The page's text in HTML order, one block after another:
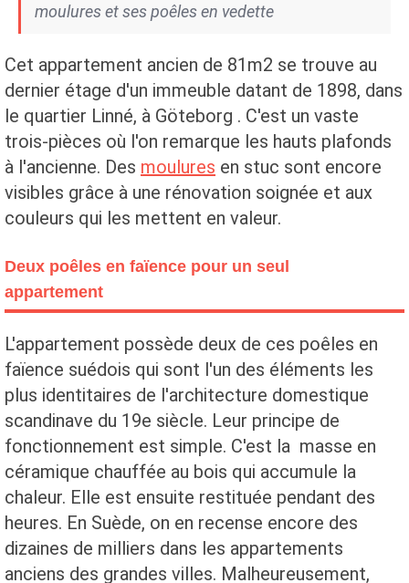
moulures et ses poêles en vedette
Cet appartement ancien de 81m2 se trouve au
dernier étage d'un immeuble datant de 1898, dans
le quartier Linné, à Göteborg . C'est un vaste
trois-pièces où l'on remarque les hauts plafonds
à l'ancienne. Des moulures en stuc sont encore
visibles grâce à une rénovation soignée et aux
couleurs qui les mettent en valeur.
Deux poêles en faïence pour un seul
appartement
L'appartement possède deux de ces poêles en
faïence suédois qui sont l'un des éléments les
plus identitaires de l'architecture domestique
scandinave du 19e siècle. Leur principe de
fonctionnement est simple. C'est la masse en
céramique chauffée au bois qui accumule la
chaleur. Elle est ensuite restituée pendant des
heures. En Suède, on en recense encore des
dizaines de milliers dans les appartements
anciens des grandes villes. Malheureusement,